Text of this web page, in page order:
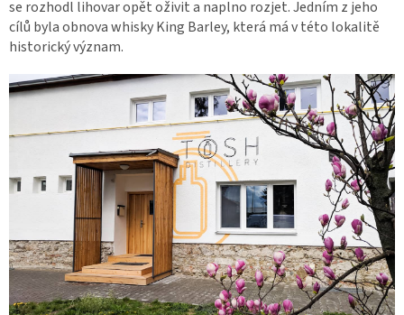
se rozhodl lihovar opět oživit a naplno rozjet. Jedním z jeho
cílů byla obnova whisky King Barley, která má v této lokalitě
historický význam.